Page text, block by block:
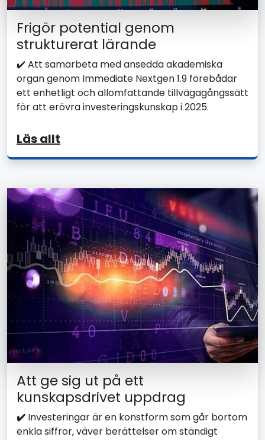
Frigör potential genom
strukturerat lärande
✔️ Att samarbeta med ansedda akademiska
organ genom Immediate Nextgen 1.9 förebådar
ett enhetligt och allomfattande tillvägagångssätt
för att erövra investeringskunskap i 2025.
Läs allt
Att ge sig ut på ett
kunskapsdrivet uppdrag
✔️ Investeringar är en konstform som går bortom
enkla siffror, väver berättelser om ständigt